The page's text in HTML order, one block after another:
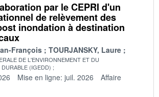
par le CEPRI d'un
de relèvement des
inondation à destination
François TOURJANSKY, Laure
DE L'ENVIRONNEMENT ET DU
(IGEDD)
Mise en ligne: juil. 2026
Affaire